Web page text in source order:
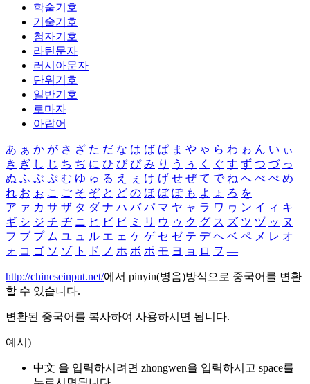
학술기호
기술기호
첨자기호
라틴문자
러시아문자
단위기호
일반기호
로마자
아랍어
あ ぁ か が さ ざ た だ な は ば ぱ ま や ゃ ら わ ゎ ん い ぃ
き ぎ し じ ち ぢ に ひ び ぴ み り う ぅ く ぐ す ず つ づ っ
ぬ ふ ぶ ぷ む ゆ ゅ る え ぇ け げ せ ぜ て で ね へ べ ぺ め
れ お ぉ こ ご そ ぞ と ど の ほ ぼ ぽ も よ ょ ろ を
ア ァ カ サ ザ タ ダ ナ ハ バ パ マ ヤ ャ ラ ワ ヮ ン イ ィ キ
ギ シ ジ チ ヂ ニ ヒ ビ ピ ミ リ ウ ゥ ク グ ス ズ ツ ヅ ッ ヌ
フ ブ プ ム ユ ュ ル エ ェ ケ ゲ セ ゼ テ デ ヘ ベ ペ メ レ オ
ォ コ ゴ ソ ゾ ト ド ノ ホ ボ ポ モ ヨ ョ ロ ヲ ―
http://chineseinput.net/에서 pinyin(병음)방식으로 중국어를 변환
할 수 있습니다.
변환된 중국어를 복사하여 사용하시면 됩니다.
예시)
中文 을 입력하시려면 zhongwen을 입력하시고 space를